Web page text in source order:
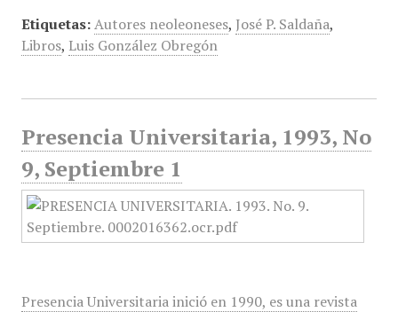
Etiquetas: Autores neoleoneses, José P. Saldaña,
Libros, Luis González Obregón
Presencia Universitaria, 1993, No
9, Septiembre 1
Presencia Universitaria inició en 1990, es una revista